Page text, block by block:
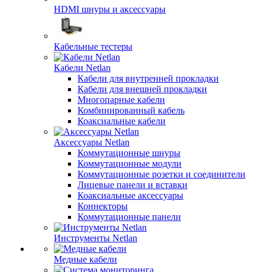
HDMI шнуры и аксессуары
Кабельные тестеры
Кабели Netlan
Кабели для внутренней прокладки
Кабели для внешней прокладки
Многопарные кабели
Комбинированный кабель
Коаксиальные кабели
Аксессуары Netlan
Коммутационные шнуры
Коммутационные модули
Коммутационные розетки и соединители
Лицевые панели и вставки
Коаксиальные аксессуары
Коннекторы
Коммутационные панели
Инструменты Netlan
Медные кабели